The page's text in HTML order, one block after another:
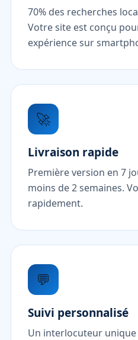
70% des recherches
Votre site est conçu
expérience sur
🚀
Livraison rapide
Première version en 7
moins de 2 semaines.
rapidement.
💬
Suivi personnalisé
Un interlocuteur